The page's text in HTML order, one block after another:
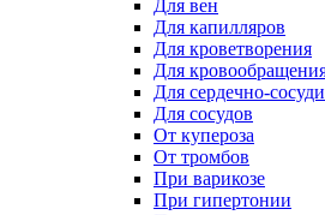
Для вен
Для капилляров
Для кроветворения
Для
Для сердечно-
Для сосудов
От купероза
От тромбов
При варикозе
При гипертонии